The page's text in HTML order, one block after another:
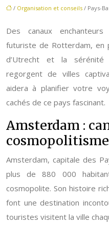
/ Organisation et conseils / Pays-
Des canaux enchanteurs
futuriste de Rotterdam, en
d’Utrecht et la sérénité
regorgent de villes
aidera à planifier votre
cachés de ce pays fascinant.
Amsterdam :
cosmopolitisme
Amsterdam, capitale des
plus de 880 000
cosmopolite. Son histoire
font une destination
touristes visitent la ville